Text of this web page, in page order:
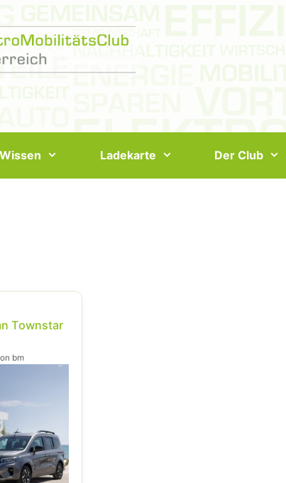
Wissen Ladekarte Der Club
Townstar
bm